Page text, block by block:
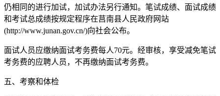
仍相同的进行加试，加试办法另行通知。笔试成绩、面试成绩
和考试总成绩按规定程序在莒南县人民政府网站
(http://www.junan.gov.cn/)向社会公布。
面试人员应缴纳面试考务费每人70元。经审核，享受减免笔试
考务费的应聘人员，不再缴纳面试考务费。
五、考察和体检